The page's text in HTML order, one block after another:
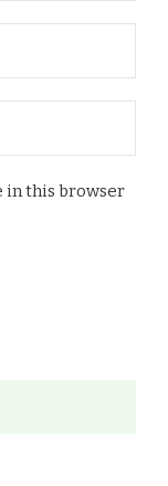
in this browser